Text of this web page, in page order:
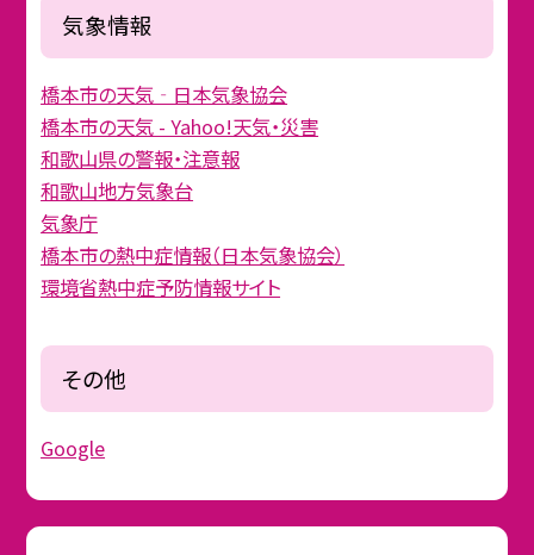
気象情報
橋本市の天気‐日本気象協会
橋本市の天気 - Yahoo!天気・災害
和歌山県の警報・注意報
和歌山地方気象台
気象庁
橋本市の熱中症情報（日本気象協会）
環境省熱中症予防情報サイト
その他
Google